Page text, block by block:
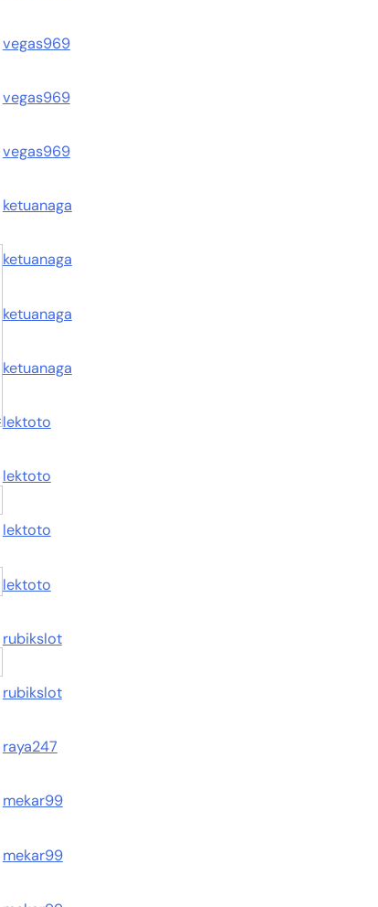
vegas969
vegas969
vegas969
ketuanaga
ketuanaga
ketuanaga
ketuanaga
lektoto
lektoto
lektoto
lektoto
rubikslot
rubikslot
raya247
mekar99
mekar99